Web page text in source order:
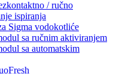
/ ručno
ispiranja
Sigma vodokotliće
sa ručnim aktiviranjem
sa automatskim